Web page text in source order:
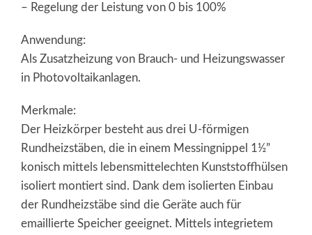
– Regelung der Leistung von 0 bis 100%
Anwendung:
Als Zusatzheizung von Brauch- und Heizungswasser
in Photovoltaikanlagen.
Merkmale:
Der Heizkörper besteht aus drei U-förmigen
Rundheizstäben, die in einem Messingnippel 1½”
konisch mittels lebensmittelechten Kunststoffhülsen
isoliert montiert sind. Dank dem isolierten Einbau
der Rundheizstäbe sind die Geräte auch für
emaillierte Speicher geeignet. Mittels integrietem